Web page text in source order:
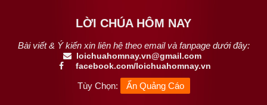
LỜI CHÚA HÔM NAY
Bài viết & Ý kiến xin liên hệ theo email và fanpage dưới đây:
loichuahomnay.vn@gmail.com
facebook.com/loichuahomnay.vn
Tùy Chọn: Ẩn Quảng Cáo